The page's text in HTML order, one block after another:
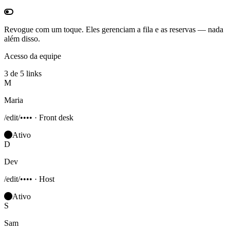
Revogue com um toque. Eles gerenciam a fila e as reservas — nada
além disso.
Acesso da equipe
3 de 5 links
M
Maria
/edit/•••• · Front desk
Ativo
D
Dev
/edit/•••• · Host
Ativo
S
Sam